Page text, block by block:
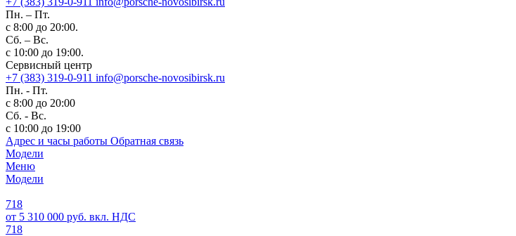
Пн. – Пт.
с 8:00 до 20:00.
Сб. – Вс.
с 10:00 до 19:00.
Сервисный центр
+7 (383) 319-0-911 info@porsche-novosibirsk.ru
Пн. - Пт.
с 8:00 до 20:00
Сб. - Вс.
с 10:00 до 19:00
Адрес и часы работы Обратная связь
Модели
Меню
Модели
718
от 5 310 000 руб. вкл. НДС
718